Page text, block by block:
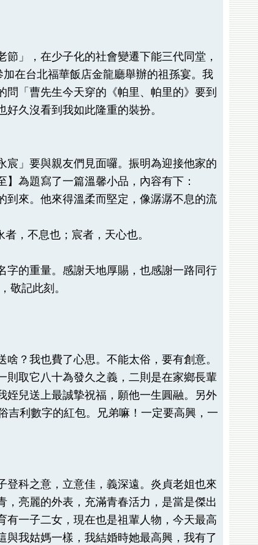
」，在少子化的社會變遷下能三代同堂，
在台北福華飯店金龍廳舉辦的祖孫宴。我
「曹先生今天穿的《帕里、帕里的》要到
久沒看到我如此隆重的裝扮。
」要與親友們見面囉。振明為迎接他家的
為題寫了一篇溫馨小品，內容有下：
來。他來得溫柔而堅定，像潺潺不息的流
，不息也；宸者，天心也。
的重量。感謝天地厚賜，也感謝一路同行
敬記此刻。
？我也費了心思。不能太俗，要有創意。
取它八十為發久之義，二則是在家鄉長輩
兒送上最誠摯祝福，願他一生圓融。另外
吉利數字的紅包。兄弟嘛！一定要高興，一
科之意，立意佳，義深遠。炎貞老姐也來
亮麗的外表，充滿青春活力，是當是傑出
一子二女，現在也是祖輩人物，今天最高
我姑媽一樣，我結婚時她最高興，我有了